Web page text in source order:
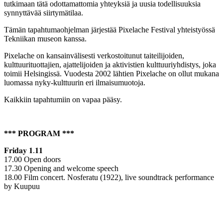
tutkimaan tätä odottamattomia yhteyksiä ja uusia todellisuuksia
synnyttävää siirtymätilaa.
Tämän tapahtumaohjelman järjestää Pixelache Festival yhteistyössä
Tekniikan museon kanssa.
Pixelache on kansainvälisesti verkostoitunut taiteilijoiden,
kulttuurituottajien, ajattelijoiden ja aktivistien kulttuuriyhdistys, joka
toimii Helsingissä. Vuodesta 2002 lähtien Pixelache on ollut mukana
luomassa nyky-kulttuurin eri ilmaisumuotoja.
Kaikkiin tapahtumiin on vapaa pääsy.
*** PROGRAM ***
𝐅𝐫𝐢𝐝𝐚𝐲 𝟏.𝟏𝟏
17.00 Open doors
17.30 Opening and welcome speech
18.00 Film concert. Nosferatu (1922), live soundtrack performance
by Kuupuu